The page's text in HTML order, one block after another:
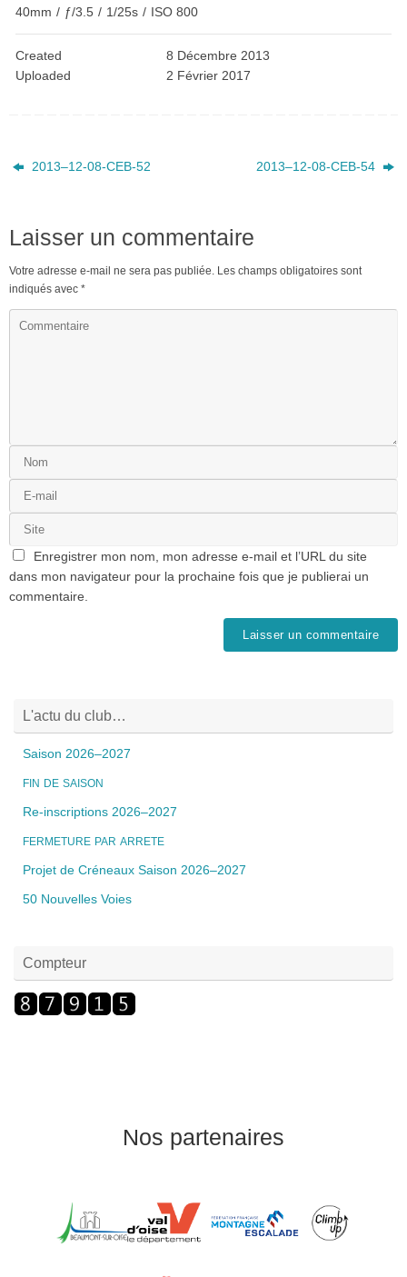
40mm / ƒ/3.5 / 1/25s / ISO 800
Created
8 Décembre 2013
Uploaded
2 Février 2017
2013–12-08-CEB-52 2013–12-08-CEB-54
Laisser un commentaire
Votre adresse e-mail ne sera pas publiée. Les champs obligatoires sont
indiqués avec *
Enregistrer mon nom, mon adresse e-mail et l’URL du site
dans mon navigateur pour la prochaine fois que je publierai un
commentaire.
L'actu du club…
Saison 2026–2027
FIN DE SAISON
Re-inscriptions 2026–2027
FERMETURE PAR ARRETE
Projet de Créneaux Saison 2026–2027
50 Nouvelles Voies
Compteur
Nos partenaires